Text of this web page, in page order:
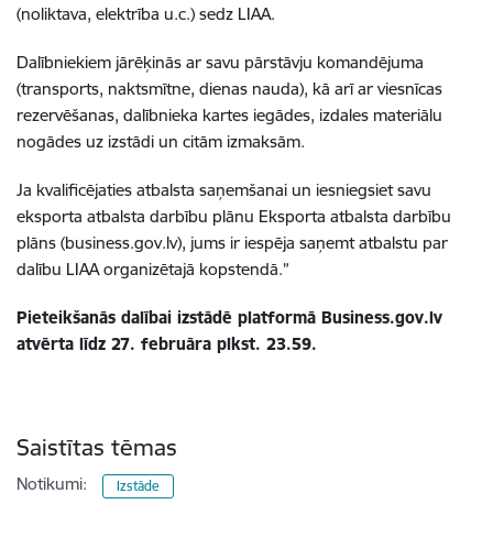
(noliktava, elektrība u.c.) sedz LIAA.
Dalībniekiem jārēķinās ar savu pārstāvju komandējuma
(transports, naktsmītne, dienas nauda), kā arī ar viesnīcas
rezervēšanas, dalībnieka kartes iegādes, izdales materiālu
nogādes uz izstādi un citām izmaksām.
Ja kvalificējaties atbalsta saņemšanai un iesniegsiet savu
eksporta atbalsta darbību plānu Eksporta atbalsta darbību
plāns (business.gov.lv), jums ir iespēja saņemt atbalstu par
dalību LIAA organizētajā kopstendā.”
Pieteikšanās dalībai izstādē platformā Business.gov.lv
atvērta līdz 27. februāra plkst. 23.59.
Saistītas tēmas
Notikumi: Izstāde